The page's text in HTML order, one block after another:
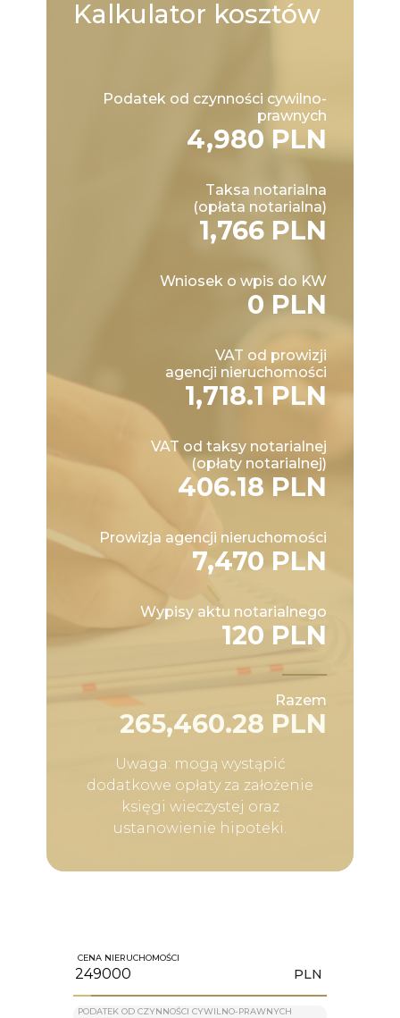
Kalkulator kosztów
Podatek od czynności cywilno-
prawnych
4,980 PLN
Taksa notarialna
(opłata notarialna)
1,766 PLN
Wniosek o wpis do KW
0 PLN
VAT od prowizji
agencji nieruchomości
1,718.1 PLN
VAT od taksy notarialnej
(opłaty notarialnej)
406.18 PLN
Prowizja agencji nieruchomości
7,470 PLN
Wypisy aktu notarialnego
120 PLN
Razem
265,460.28 PLN
Uwaga: mogą wystąpić
dodatkowe opłaty za założenie
księgi wieczystej oraz
ustanowienie hipoteki.
CENA NIERUCHOMOŚCI
PLN
PODATEK OD CZYNNOŚCI CYWILNO-PRAWNYCH